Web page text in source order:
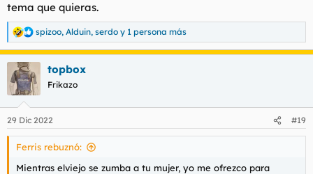
tema que quieras.
R
e
a
c
c
i
e
s
spizoo, Alduin, serdo y 1 persona más
topbox
Frikazo
29 Dic 2022 #19
Ferris rebuznó:
Mientras elviejo se zumba a tu mujer, yo me ofrezco para